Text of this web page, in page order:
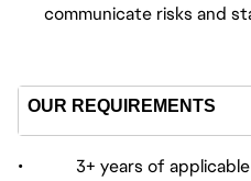
communicate risks and
OUR REQUIREMENTS
• 3+ years of applicable